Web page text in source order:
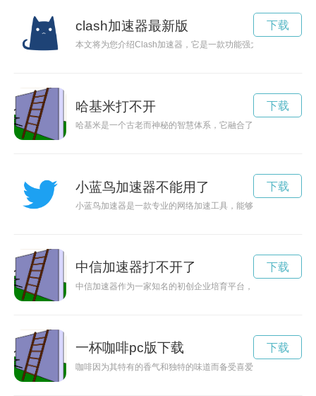
clash加速器最新版
本文将为您介绍Clash加速器，它是一款功能强大的网络加速
下载
哈基米打不开
哈基米是一个古老而神秘的智慧体系，它融合了传统知识和现
下载
小蓝鸟加速器不能用了
小蓝鸟加速器是一款专业的网络加速工具，能够帮助用户畅游
下载
中信加速器打不开了
中信加速器作为一家知名的初创企业培育平台，致力于为初创
下载
一杯咖啡pc版下载
咖啡因为其特有的香气和独特的味道而备受喜爱，它不仅能够
下载